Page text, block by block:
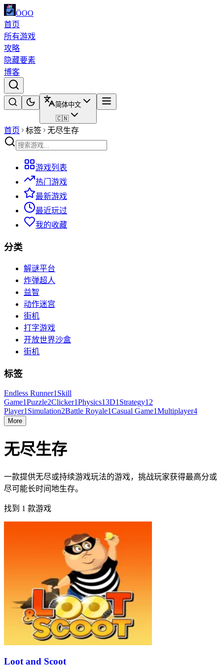
ÖOO
首页
所有游戏
攻略
隐藏要素
博客
简体中文
🇨🇳
首页 标签 无尽生存
游戏列表
热门游戏
最新游戏
最近玩过
我的收藏
分类
解谜平台
炸弹超人
益智
动作迷宫
街机
打字游戏
开放世界沙盒
街机
标签
Endless Runner1 Skill
Game1Puzzle2Clicker1Physics13D1 Strategy1 2
Player1 Simulation2Battle Royale1Casual Game1Multiplayer4
More
无尽生存
一款提供无尽或持续游戏玩法的游戏，挑战玩家获得最高分或
尽可能长时间地生存。
找到 1 款游戏
Loot and Scoot